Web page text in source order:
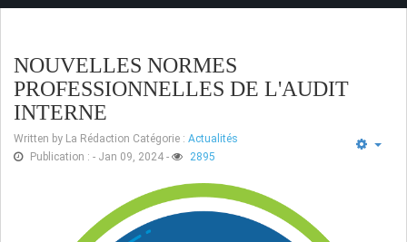
NOUVELLES NORMES
PROFESSIONNELLES DE L'AUDIT
INTERNE
Written by La Rédaction Catégorie : Actualités
Publication : - Jan 09, 2024 - 2895